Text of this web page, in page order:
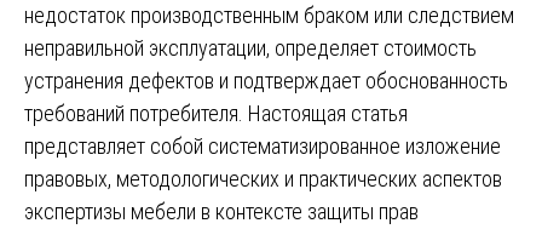
недостаток производственным браком или следствием
неправильной эксплуатации, определяет стоимость
устранения дефектов и подтверждает обоснованность
требований потребителя. Настоящая статья
представляет собой систематизированное изложение
правовых, методологических и практических аспектов
экспертизы мебели в контексте защиты прав